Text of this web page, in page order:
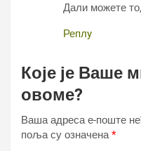
Дали можете
Реплy
Које је Ваше
овоме?
Ваша адреса е-поште
поља су означена*